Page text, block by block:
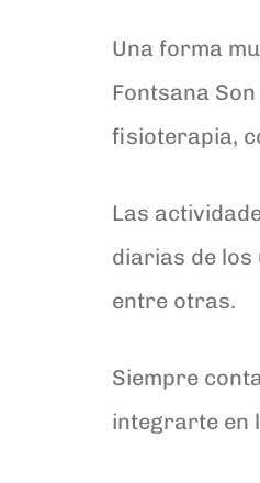
Una forma
Fontsana
fisioterapia,
Las
diarias de los
entre otras.
Siempre
integrarte en